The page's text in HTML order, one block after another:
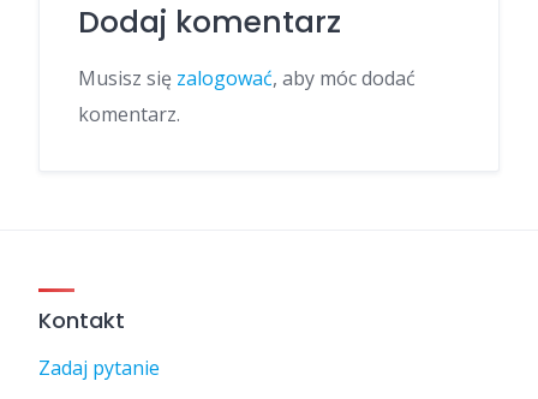
Dodaj komentarz
Musisz się zalogować, aby móc dodać
komentarz.
Kontakt
Zadaj pytanie